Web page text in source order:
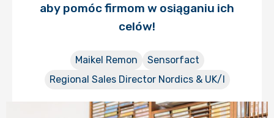
aby pomóc firmom w osiąganiu ich
celów!
Maikel Remon
Sensorfact
Regional Sales Director Nordics & UK/I